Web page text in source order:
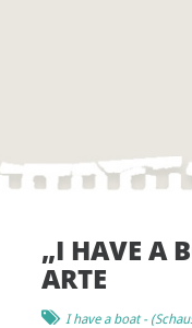
„I HAVE A
ARTE
I have a boat- (